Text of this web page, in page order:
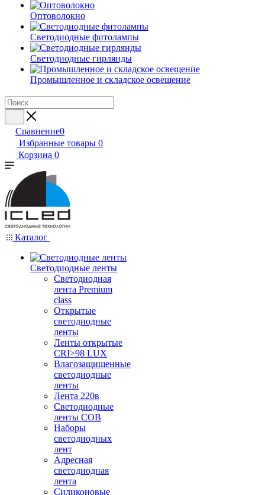
Оптоволокно
Светодиодные фитолампы
Светодиодные гирлянды
Промышленное и складское освещение
Сравнение0
Избранные товары 0
Корзина 0
Каталог
Светодиодные ленты
Светодиодная
лента Premium
class
Открытые
светодиодные
ленты
Ленты открытые
CRI>98 LUX
Влагозащищенные
светодиодные
ленты
Лента 220в
Светодиодные
ленты COB
Наборы
светодиодных
лент
Адресная
светодиодная
лента
Силиконовые